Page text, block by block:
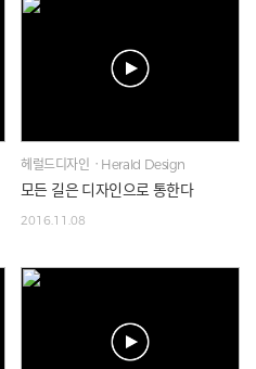
헤럴드디자인ㆍHerald Design
모든 길은 디자인으로 통한다
2016.11.08